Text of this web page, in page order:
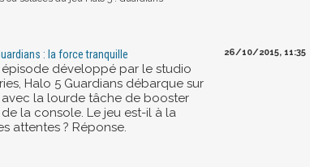
: la force tranquille
épisode développé par le studio
Halo 5 Guardians débarque sur
la lourde tâche de booster
la console. Le jeu est-il à la
attentes ? Réponse.
26/10/2015, 11:35